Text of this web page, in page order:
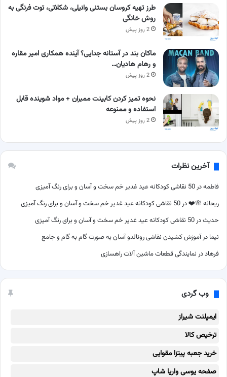
طرز تهیه کروسان بستنی وانیلی، شکلاتی، توت فرنگی به
روش خانگی
2 روز پیش
ماکان بند در آستانه جدایی؟ آینده همکاری امیر مقاره
و رهام هادیان…
2 روز پیش
نحوه تمیز کردن کابینت ممبران + مواد شوینده قابل
استفاده و ممنوعه
2 روز پیش
آخرین نظرات
فاطمهدر50 نقاشی کودکانه عید غدیر خم سخت و آسان و برای رنگ آمیزی
ریحانه 🌸❤️در50 نقاشی کودکانه عید غدیر خم سخت و آسان و برای رنگ آمیزی
حدیثدر50 نقاشی کودکانه عید غدیر خم سخت و آسان و برای رنگ آمیزی
نیما درآموزش کشیدن نقاشی رونالدو آسان به صورت گام به گام و جامع
فرهاددر نمایندگی قطعات ماشین آلات راهسازی
وب گردی
ایمپلنت شیراز
ترخیص کالا
خرید جعبه پیتزا مقوایی
صفحه یوسی واریا شاپ